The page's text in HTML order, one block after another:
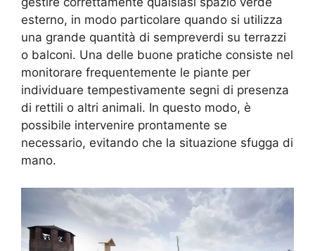
esterno, in modo particolare quando si utilizza
una grande quantità di sempreverdi su terrazzi
o balconi. Una delle buone pratiche consiste nel
monitorare frequentemente le piante per
individuare tempestivamente segni di presenza
di rettili o altri animali. In questo modo, è
possibile intervenire prontamente se
necessario, evitando che la situazione sfugga di
mano.